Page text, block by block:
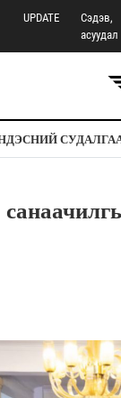
UPDATE
Сэдэв,
асуудал